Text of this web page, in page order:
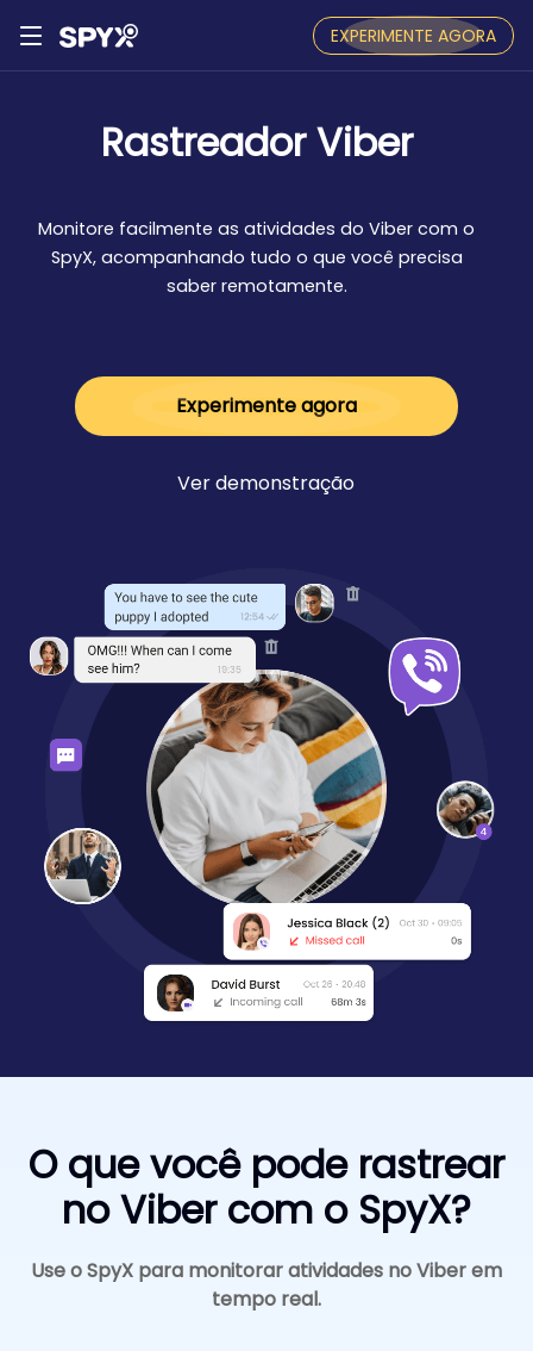
EXPERIMENTE AGORA
Rastreador Viber
Monitore facilmente as atividades do Viber com o
SpyX, acompanhando tudo o que você precisa
saber remotamente.
Experimente agora
Ver demonstração
O que você pode rastrear
no Viber com o SpyX?
Use o SpyX para monitorar atividades no Viber em
tempo real.